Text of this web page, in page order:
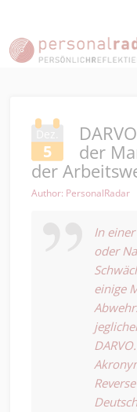
Dez.
5
der
der
Author: PersonalRadar
In
oder
einige